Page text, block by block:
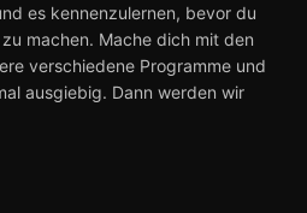
es kennenzulernen, bevor du
machen. Mache dich mit den
verschiedene Programme und
ausgiebig. Dann werden wir